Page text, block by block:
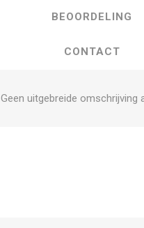
BEOORDELING
CONTACT
Geen uitgebreide omschrijving